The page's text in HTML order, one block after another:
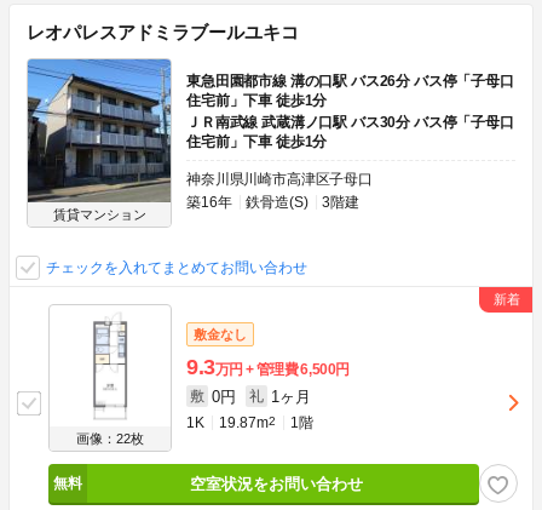
レオパレスアドミラブールユキコ
賃貸マンション
東急田園都市線 溝の口駅 バス26分 バス停「子母口
住宅前」下車 徒歩1分
ＪＲ南武線 武蔵溝ノ口駅 バス30分 バス停「子母口
住宅前」下車 徒歩1分
神奈川県川崎市高津区子母口
築16年
鉄骨造(S) 3階建
チェックを入れてまとめてお問い合わせ
画像：22枚
敷金なし
9.3万円 管理費6,500円
敷 0円 礼 1ヶ月
1K 19.87m2 1階
空室状況をお問い合わせ